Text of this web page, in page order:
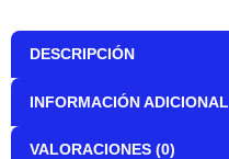
DESCRIPCIÓN
INFORMACIÓN ADICIONAL
VALORACIONES (0)